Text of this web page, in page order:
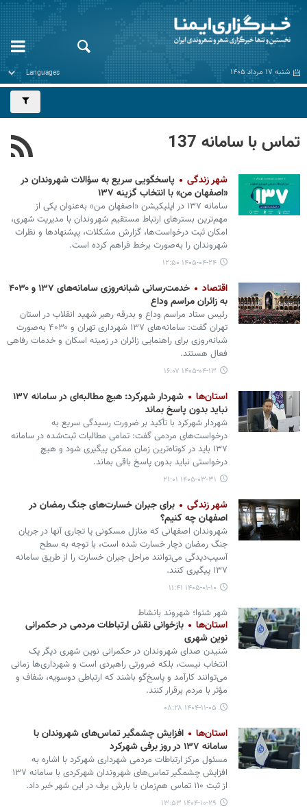
شنبه ۱۷ مرداد ۱۴۰۵
تماس با سامانه 137
شهر زندگی
پاسخگویی سریع به سؤالات شهروندان در
«اصفهان من» با انتخاب گزینه ۱۳۷
سامانه ۱۳۷ در اپلیکیشن «اصفهان من» به‌عنوان یکی از
مهم‌ترین بسترهای ارتباط مستقیم شهروندان با مدیریت شهری،
امکان ثبت درخواست‌ها، گزارش مشکلات، پیشنهادها و نظرات
شهروندان را به‌صورت برخط فراهم کرده است.
۱۴۰۵-۰۴-۲۴ ۱۲:۵۰
اقتصاد
خدمت‌رسانی شبانه‌روزی سامانه‌های ۱۳۷ و ۴۰۳۰
به زائران مراسم وداع
رئیس ستاد مراسم وداع و بدرقه رهبر شهید انقلاب در استان
تهران گفت: سامانه‌های ۱۳۷ شهرداری تهران و ۴۰۳۰ به‌صورت
شبانه‌روزی برای راهنمایی زائران در زمینه اسکان و خدمات رفاهی
فعال هستند.
۱۴۰۵-۰۴-۱۳ ۱۶:۰۷
استان‌ها
شهردار شهرکرد: هیچ مطالبه‌ای در سامانه ۱۳۷
نباید بدون پاسخ بماند
شهردار شهرکرد با تأکید بر ضرورت رسیدگی سریع به
درخواست‌های مردمی گفت: تمامی مطالبات ثبت‌شده در سامانه
۱۳۷ باید در کوتاه‌ترین زمان ممکن پیگیری شود و هیچ
درخواستی نباید بدون پاسخ باقی بماند.
۱۴۰۵-۰۳-۳۱ ۲۱:۰۱
شهر زندگی
برای جبران خسارت‌های جنگ رمضان در
اصفهان چه کنیم؟
شهروندان اصفهانی که منازل مسکونی یا تجاری آنها در جریان
جنگ رمضان دچار خسارت شده است، با توجه به سطح
آسیب‌دیدگی می‌توانند مراحل جبران خسارت را از طریق سامانه
۱۳۷ پیگیری کنند.
۱۴۰۵-۰۱-۱۰ ۱۱:۴۱
شهر شنوا؛ شهروند بانشاط
استان‌ها
بازخوانی نقش ارتباطات مردمی در حکمرانی
نوین شهری
شنیدن صدای شهروندان در حکمرانی نوین شهری دیگر یک
انتخاب نیست، بلکه ضرورتی راهبردی است و شهرداری‌ها زمانی
می‌توانند کارآمد و پاسخ‌گو باشند که ارتباطی دوسویه، شفاف و
مؤثر با مردم برقرار کنند.
۱۴۰۴-۱۱-۰۵ ۰۸:۲۸
استان‌ها
افزایش چشمگیر تماس‌های شهروندان با
سامانه ۱۳۷ در روز برفی شهرکرد
مسئول مرکز ارتباطات مردمی شهرداری شهرکرد با اشاره به
افزایش چشمگیر تماس‌های شهروندان شهرکردی با سامانه ۱۳۷
از ثبت ۱۱۰ تماس هم‌زمان با بارش برف در این شهر خبر داد.
۱۴۰۴-۱۰-۲۹ ۱۳:۵۳